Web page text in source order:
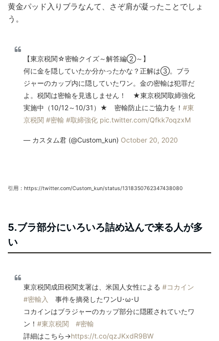
黄金パッド入りブラなんて、さぞ肩が凝ったことでしょ
う。
【東京税関☆密輸クイズ～解答編②～】
何に金を隠していたか分かったかな？正解は③。ブラ
ジャーのカップ内に隠していたワン。金の密輸は犯罪だ
よ。税関は密輸を見逃しません！ ★東京税関取締強化
実施中（10/12～10/31）★ 密輸防止にご協力を！ #東
京税関 #密輸 #取締強化 pic.twitter.com/Qfkk7oqzxM
— カスタム君 (@Custom_kun) October 20, 2020
引用：https://twitter.com/Custom_kun/status/1318350762347438080
5.ブラ部分にいろいろ詰め込んで来る人が多
い
東京税関成田税関支署は、米国人女性による #コカイン
#密輸入
事件を摘発したワンU･ω･U
コカインはブラジャーのカップ部分に隠匿されていたワ
ン！ #東京税関
#密輸
詳細はこちら→https://t.co/qzJKxdR9BW